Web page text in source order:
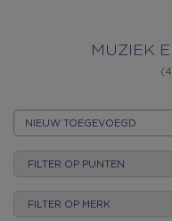
EN
MUZIEK
OP
CATEGORIE
FILTER OP PUNTEN
FILTER OP MERK